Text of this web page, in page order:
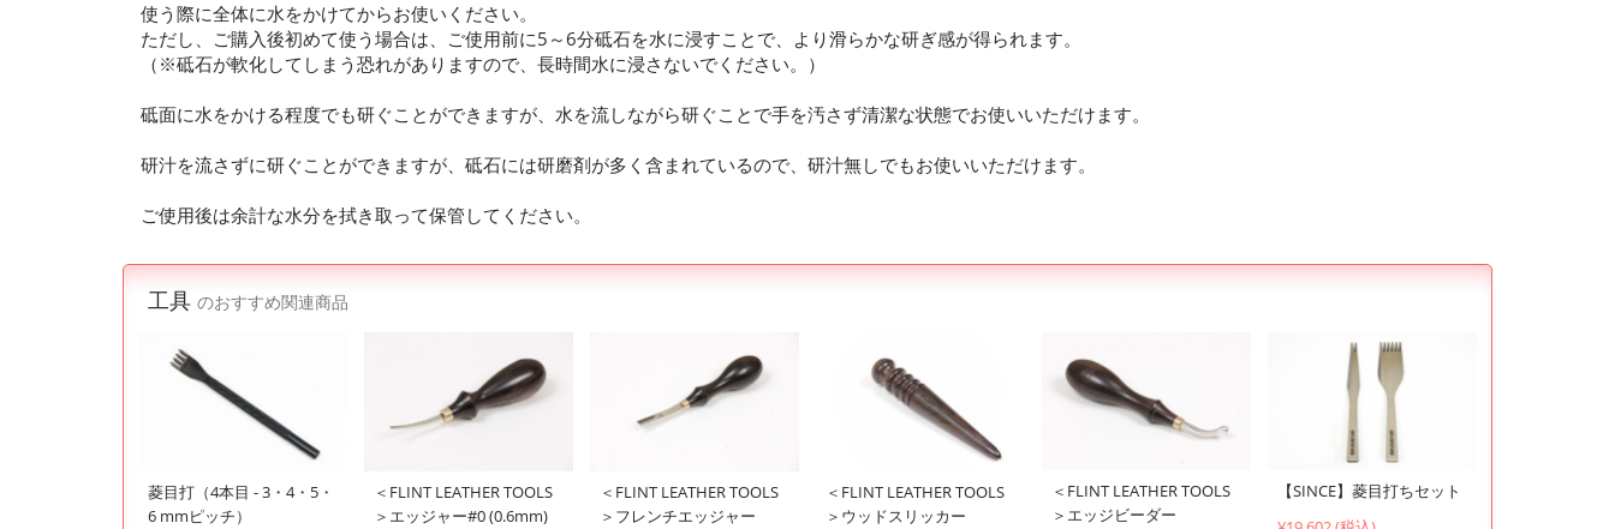
使う際に全体に水をかけてからお使いください。
ただし、ご購入後初めて使う場合は、ご使用前に5～6分砥石を水に浸すことで、より滑らかな研ぎ感が得られます。
（※砥石が軟化してしまう恐れがありますので、長時間水に浸さないでください。）
砥面に水をかける程度でも研ぐことができますが、水を流しながら研ぐことで手を汚さず清潔な状態でお使いいただけます。
研汁を流さずに研ぐことができますが、砥石には研磨剤が多く含まれているので、研汁無しでもお使いいただけます。
ご使用後は余計な水分を拭き取って保管してください。
工具 のおすすめ関連商品
菱目打（4本目 - 3・4・5・
6 mmピッチ）
＜FLINT LEATHER TOOLS
＞エッジャー#0 (0.6mm)
＜FLINT LEATHER TOOLS
＞フレンチエッジャー
＜FLINT LEATHER TOOLS
＞ウッドスリッカー
＜FLINT LEATHER TOOLS
＞エッジビーダー
【SINCE】菱目打ちセット